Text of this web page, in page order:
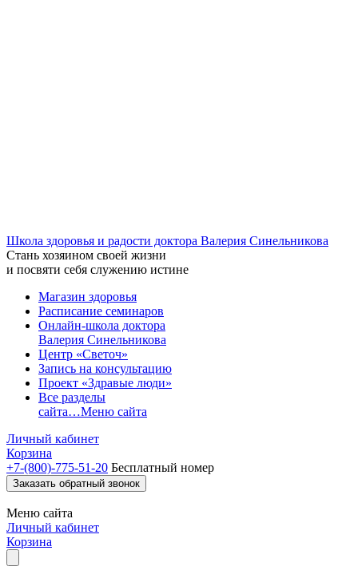
Школа здоровья и радости доктора Валерия Синельникова
Стань хозяином своей жизни
и посвяти себя служению истине
Магазин здоровья
Расписание семинаров
Онлайн-школа доктора
Валерия Синельникова
Центр «Светоч»
Запись на консультацию
Проект «Здравые люди»
Все разделы
сайта…Меню сайта
Личный кабинет
Корзина
+7-(800)-775-51-20 Бесплатный номер
Заказать обратный звонок
Меню сайта
Личный кабинет
Корзина